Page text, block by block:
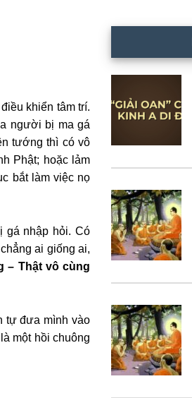
khiển tâm trí.
người bị ma gá
tướng thì có vô
Phật; hoặc lảm
bắt làm việc nọ
gá nhập hỏi. Có
ai giống ai,
– Thật vô cùng
tự đưa mình vào
một hồi chuông